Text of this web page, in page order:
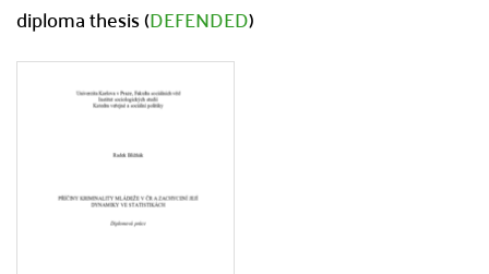
diploma thesis (DEFENDED)